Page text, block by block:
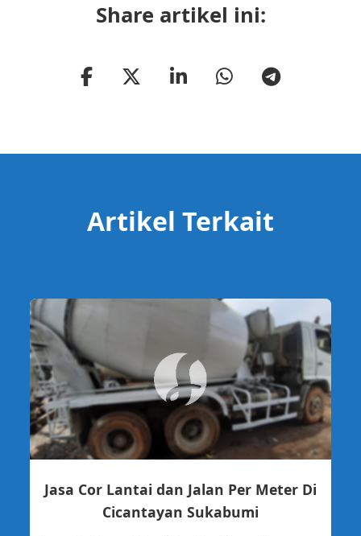
Share artikel ini:
Artikel Terkait
Jasa Cor Lantai dan Jalan Per Meter Di
Cicantayan Sukabumi